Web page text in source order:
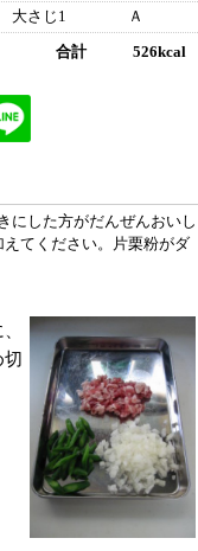
大さじ1 Ａ
合計 526kcal
にした方がだんぜんおいし
てください。片栗粉がダ